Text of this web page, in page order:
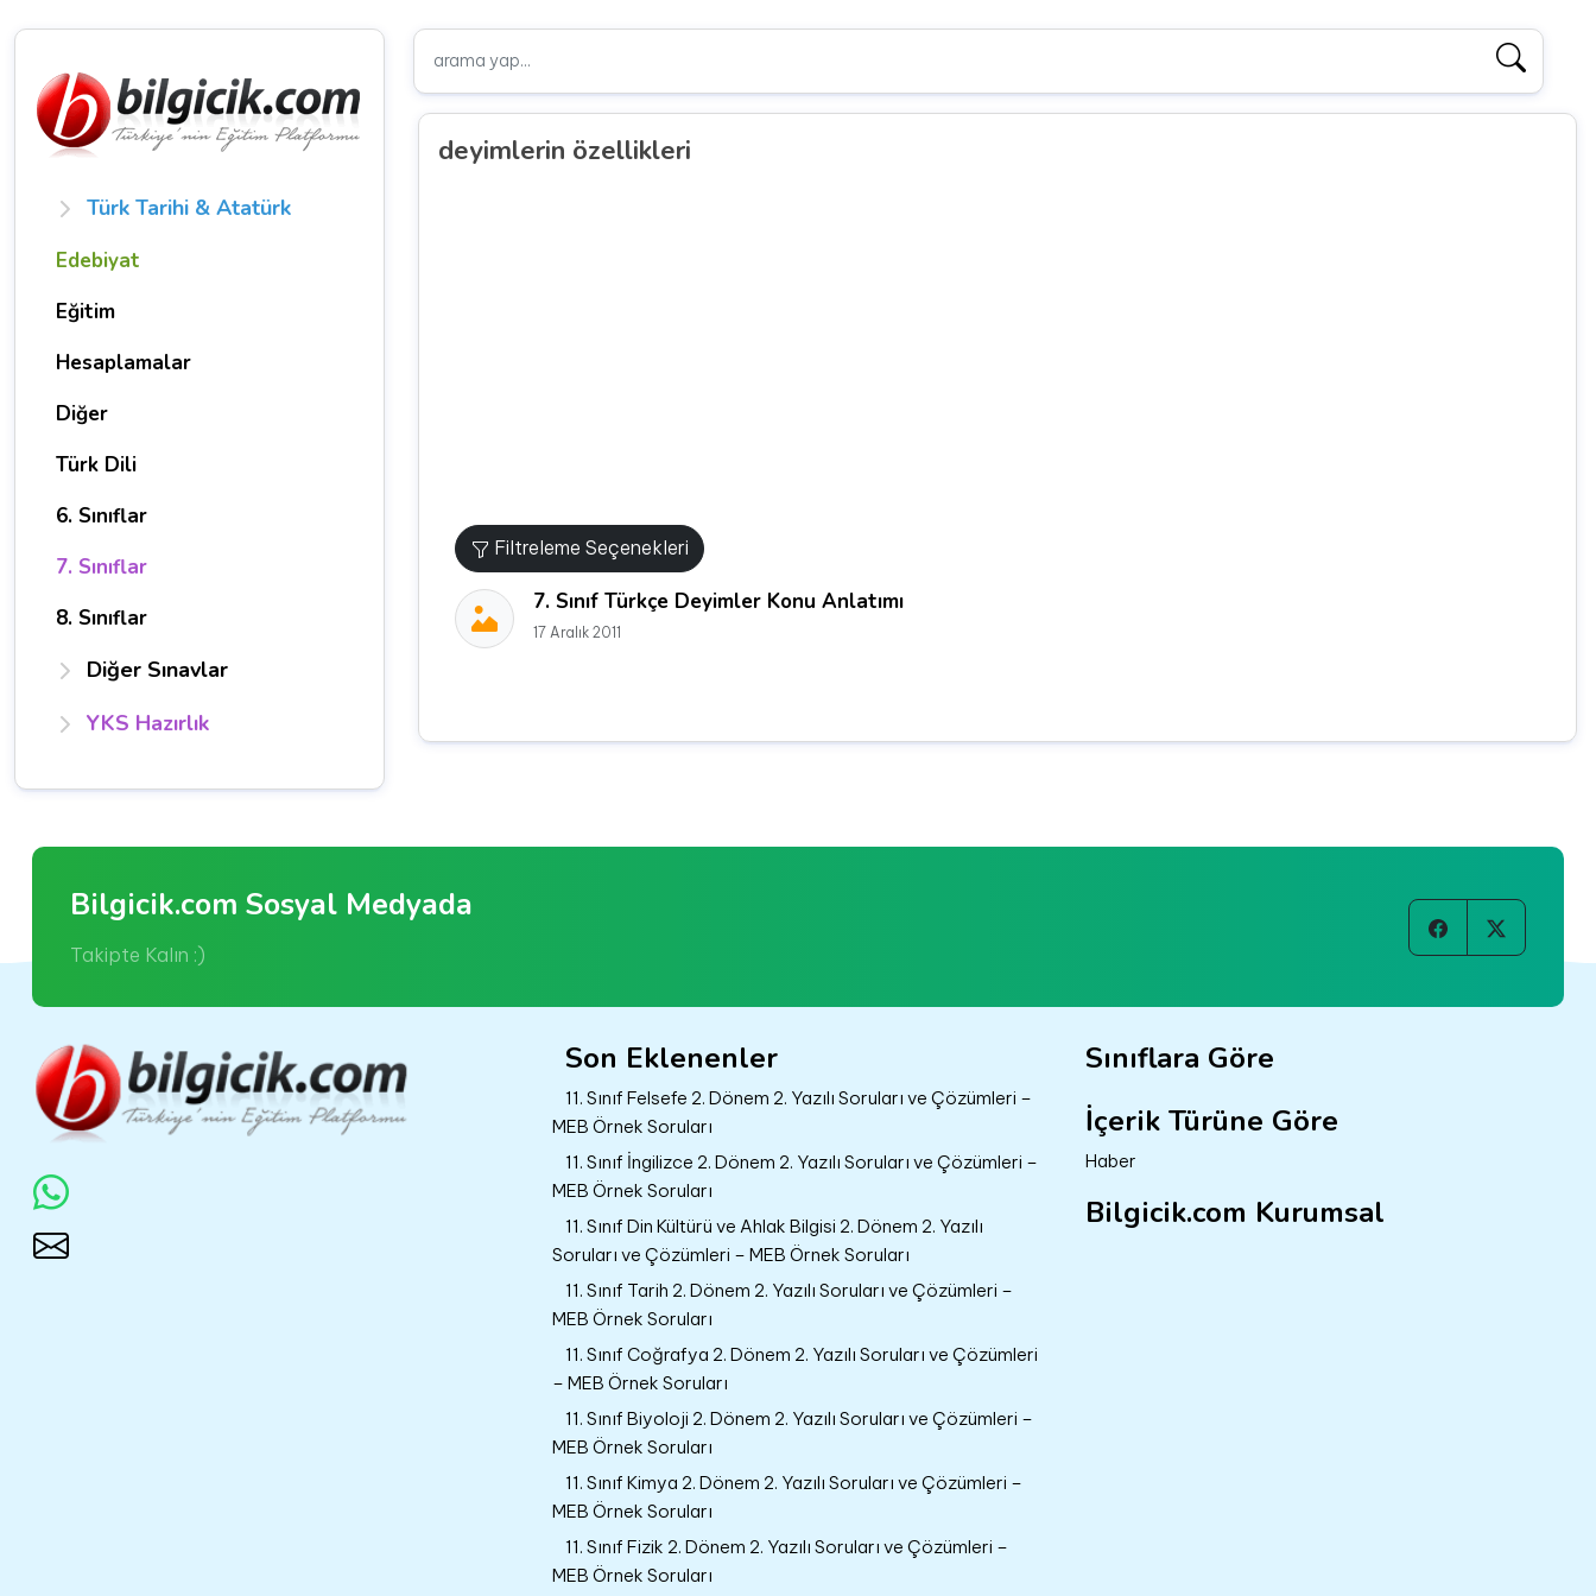
Türk Tarihi & Atatürk
Edebiyat
Eğitim
Hesaplamalar
Diğer
Türk Dili
6. Sınıflar
7. Sınıflar
8. Sınıflar
Diğer Sınavlar
YKS Hazırlık
deyimlerin özellikleri
Filtreleme Seçenekleri
7. Sınıf Türkçe Deyimler Konu Anlatımı
17 Aralık 2011
Bilgicik.com Sosyal Medyada
Takipte Kalın :)
Son Eklenenler
11. Sınıf Felsefe 2. Dönem 2. Yazılı Soruları ve Çözümleri –
MEB Örnek Soruları
11. Sınıf İngilizce 2. Dönem 2. Yazılı Soruları ve Çözümleri –
MEB Örnek Soruları
11. Sınıf Din Kültürü ve Ahlak Bilgisi 2. Dönem 2. Yazılı
Soruları ve Çözümleri – MEB Örnek Soruları
11. Sınıf Tarih 2. Dönem 2. Yazılı Soruları ve Çözümleri –
MEB Örnek Soruları
11. Sınıf Coğrafya 2. Dönem 2. Yazılı Soruları ve Çözümleri
– MEB Örnek Soruları
11. Sınıf Biyoloji 2. Dönem 2. Yazılı Soruları ve Çözümleri –
MEB Örnek Soruları
11. Sınıf Kimya 2. Dönem 2. Yazılı Soruları ve Çözümleri –
MEB Örnek Soruları
11. Sınıf Fizik 2. Dönem 2. Yazılı Soruları ve Çözümleri –
MEB Örnek Soruları
Sınıflara Göre
İçerik Türüne Göre
Haber
Bilgicik.com Kurumsal